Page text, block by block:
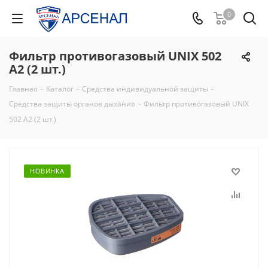
0
Фильтр противогазовый UNIX 502
A2 (2 шт.)
Главная - Каталог - Средства индивидуальной защиты -
Средства защиты органов дыхания - Фильтр противогазовый UNIX
502 A2 (2 шт.)
НОВИНКА